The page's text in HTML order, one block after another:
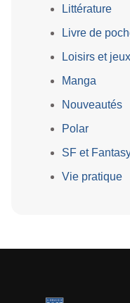
Littérature
Livre de
Loisirs et jeux
Manga
Nouveautés
Polar
SF et
Vie pratique